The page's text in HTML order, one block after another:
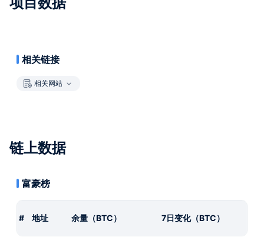
相关链接
相关网站
链上数据
富豪榜
# 地址 余量（BTC） 7日变化（BTC）